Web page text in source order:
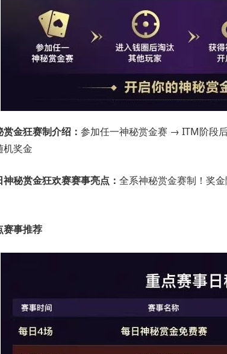
赏金狂赛制介绍： 参加任一神秘赏金赛 → ITM阶段
机奖金
神秘赏金狂欢赛赛事亮点： 全系神秘赏金赛制！奖
赛事推荐